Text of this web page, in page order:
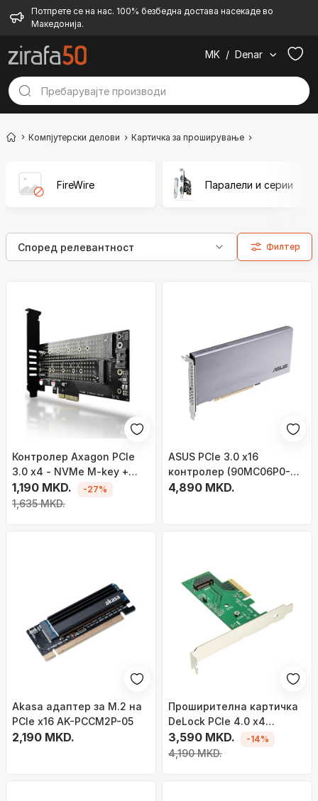
Потпрете се на нас. 100% безбедна достава насекаде во
Македонија.
MK / Denar
Компјутерски делови Картичка за проширување
FireWire Паралели и серии
Филтер
Контролер Axagon PCIe
3.0 x4 - NVMe M-key +
SATA B-key
1,190 MKD.
1,635 MKD.
-27%
ASUS PCIe 3.0 x16
контролер (90MC06P0-
M0EAY0), 4x M.2 M-Key
4,890 MKD.
Akasa адаптер за M.2 на
PCIe x16 AK-PCCM2P-05
2,190 MKD.
Проширителна картичка
DeLock PCIe 4.0 x4
Controller – M.2 NVMe
3,590 MKD.
4,190 MKD.
-14%